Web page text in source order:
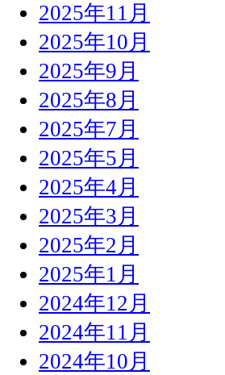
2025年11月
2025年10月
2025年9月
2025年8月
2025年7月
2025年5月
2025年4月
2025年3月
2025年2月
2025年1月
2024年12月
2024年11月
2024年10月